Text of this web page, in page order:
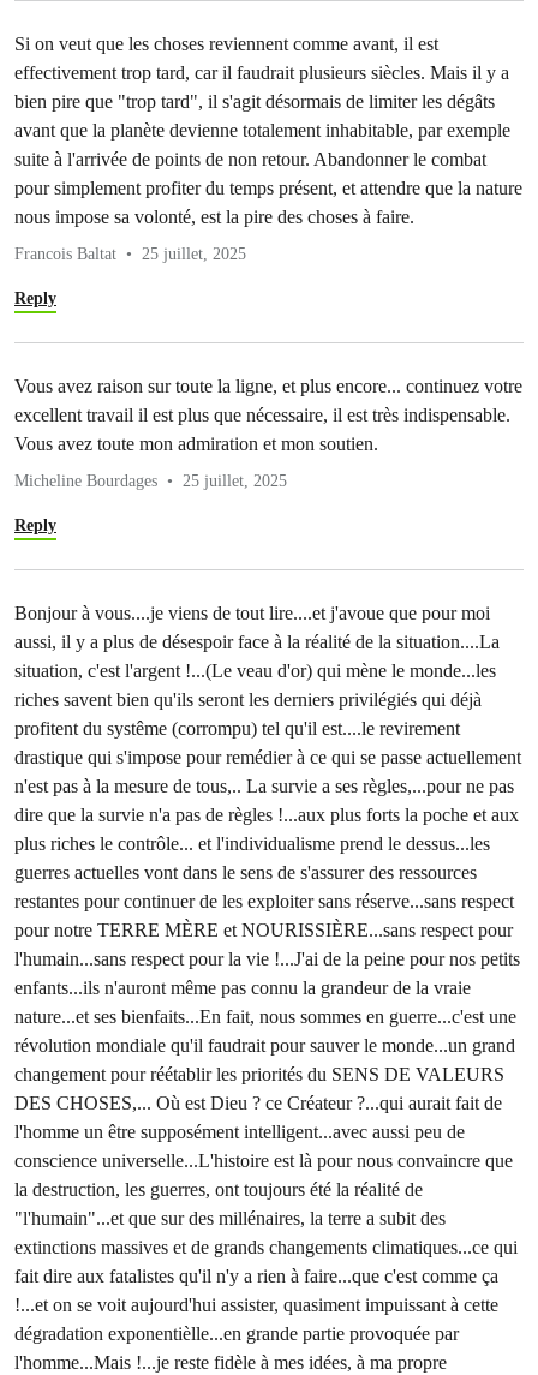
Si on veut que les choses reviennent comme avant, il est
effectivement trop tard, car il faudrait plusieurs siècles. Mais il y a
bien pire que "trop tard", il s'agit désormais de limiter les dégâts
avant que la planète devienne totalement inhabitable, par exemple
suite à l'arrivée de points de non retour. Abandonner le combat
pour simplement profiter du temps présent, et attendre que la nature
nous impose sa volonté, est la pire des choses à faire.
Francois Baltat 25 juillet, 2025
Reply
Vous avez raison sur toute la ligne, et plus encore... continuez votre
excellent travail il est plus que nécessaire, il est très indispensable.
Vous avez toute mon admiration et mon soutien.
Micheline Bourdages 25 juillet, 2025
Reply
Bonjour à vous....je viens de tout lire....et j'avoue que pour moi
aussi, il y a plus de désespoir face à la réalité de la situation....La
situation, c'est l'argent !...(Le veau d'or) qui mène le monde...les
riches savent bien qu'ils seront les derniers privilégiés qui déjà
profitent du systême (corrompu) tel qu'il est....le revirement
drastique qui s'impose pour remédier à ce qui se passe actuellement
n'est pas à la mesure de tous,.. La survie a ses règles,...pour ne pas
dire que la survie n'a pas de règles !...aux plus forts la poche et aux
plus riches le contrôle... et l'individualisme prend le dessus...les
guerres actuelles vont dans le sens de s'assurer des ressources
restantes pour continuer de les exploiter sans réserve...sans respect
pour notre TERRE MÈRE et NOURISSIÈRE...sans respect pour
l'humain...sans respect pour la vie !...J'ai de la peine pour nos petits
enfants...ils n'auront même pas connu la grandeur de la vraie
nature...et ses bienfaits...En fait, nous sommes en guerre...c'est une
révolution mondiale qu'il faudrait pour sauver le monde...un grand
changement pour réétablir les priorités du SENS DE VALEURS
DES CHOSES,... Où est Dieu ? ce Créateur ?...qui aurait fait de
l'homme un être supposément intelligent...avec aussi peu de
conscience universelle...L'histoire est là pour nous convaincre que
la destruction, les guerres, ont toujours été la réalité de
"l'humain"...et que sur des millénaires, la terre a subit des
extinctions massives et de grands changements climatiques...ce qui
fait dire aux fatalistes qu'il n'y a rien à faire...que c'est comme ça
!...et on se voit aujourd'hui assister, quasiment impuissant à cette
dégradation exponentièlle...en grande partie provoquée par
l'homme...Mais !...je reste fidèle à mes idées, à ma propre